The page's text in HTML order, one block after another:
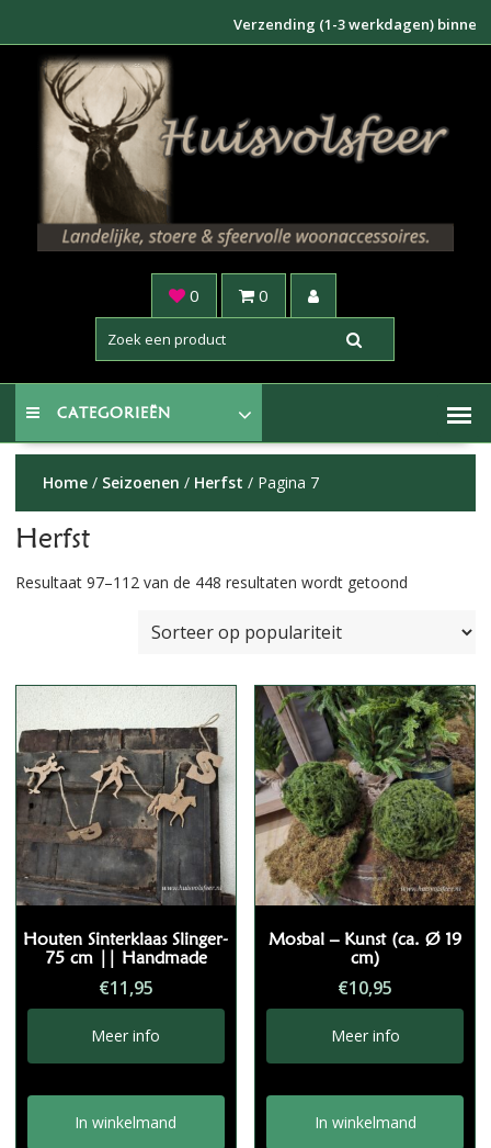
inhoud
Verzending (1-3 werkdagen) binnen NL
0 0
CATEGORIEËN
Home/ Seizoenen / Herfst / Pagina 7
Herfst
Resultaat 97–112 van de 448 resultaten wordt getoondGesorteerd
populariteit
Houten Sinterklaas Slinger-
75 cm || Handmade
€11,95
Meer info
In winkelmand
Mosbal – Kunst (ca. Ø 19
cm)
€10,95
Meer info
In winkelmand